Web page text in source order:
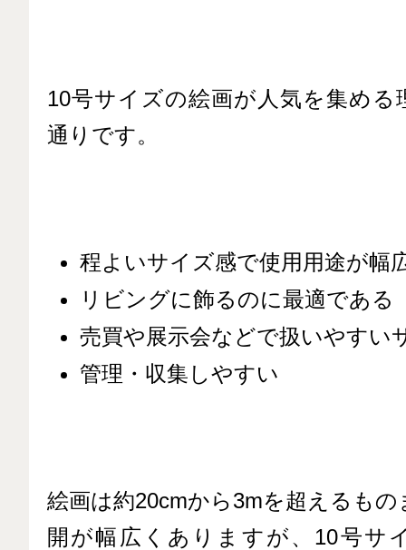
10号サイズの絵画が人気を集める
通りです。
程よいサイズ感で使用用途が幅
リビングに飾るのに最適である
売買や展示会などで扱いやすい
管理・収集しやすい
絵画は約20cmから3mを超えるも
開が幅広くありますが、10号サ